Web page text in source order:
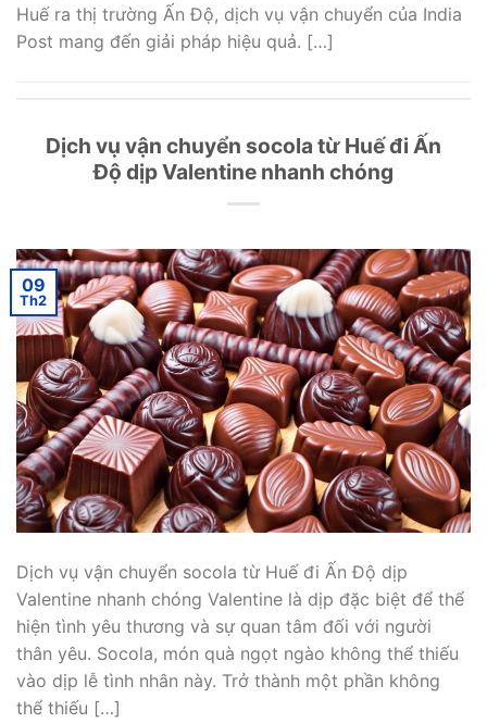
Huế ra thị trường Ấn Độ, dịch vụ vận chuyển của India
Post mang đến giải pháp hiệu quả. […]
Dịch vụ vận chuyển socola từ Huế đi Ấn
Độ dịp Valentine nhanh chóng
09
Th2
Dịch vụ vận chuyển socola từ Huế đi Ấn Độ dịp
Valentine nhanh chóng Valentine là dịp đặc biệt để thể
hiện tình yêu thương và sự quan tâm đối với người
thân yêu. Socola, món quà ngọt ngào không thể thiếu
vào dịp lễ tình nhân này. Trở thành một phần không
thể thiếu […]